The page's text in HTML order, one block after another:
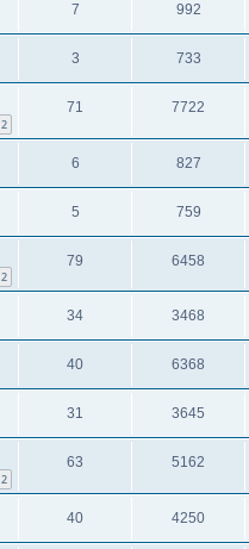
7 992
3 733
2
71 7722
6 827
5 759
2
79 6458
34 3468
40 6368
31 3645
2
63 5162
40 4250